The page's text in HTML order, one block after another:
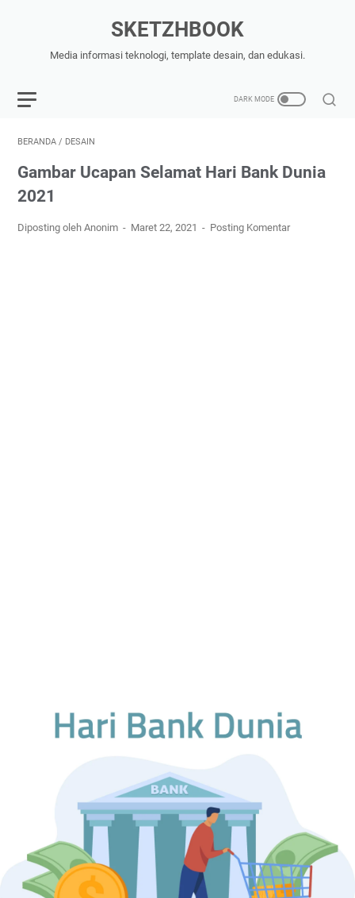
SKETZHBOOK
Media informasi teknologi, template desain, dan edukasi.
BERANDA / DESAIN
Gambar Ucapan Selamat Hari Bank Dunia
2021
Diposting oleh Anonim Maret 22, 2021 Posting Komentar